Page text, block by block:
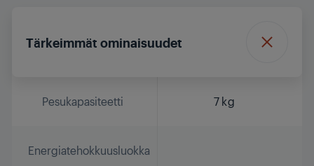
Tärkeimmät ominaisuudet
Pesukapasiteetti 7 kg
Energiatehokkuusluokka